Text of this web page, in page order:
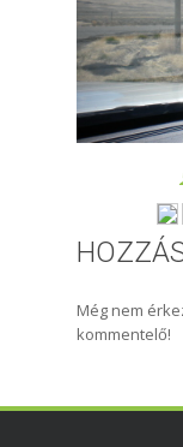
Még nem
kommentelő!